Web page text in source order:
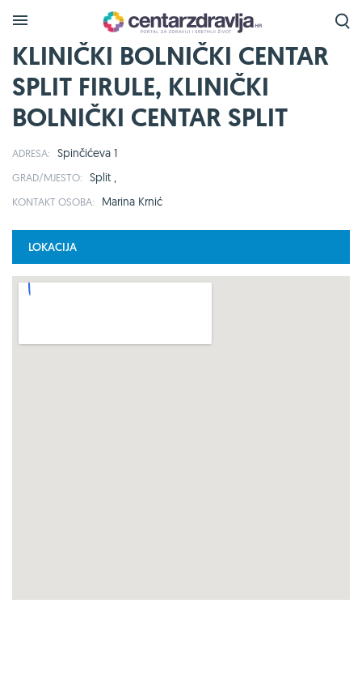
KLINIČKI BOLNIČKI CENTAR
SPLIT FIRULE, KLINIČKI
BOLNIČKI CENTAR SPLIT
ADRESA: Spinčićeva 1
GRAD/MJESTO: Split ,
KONTAKT OSOBA: Marina Krnić
LOKACIJA